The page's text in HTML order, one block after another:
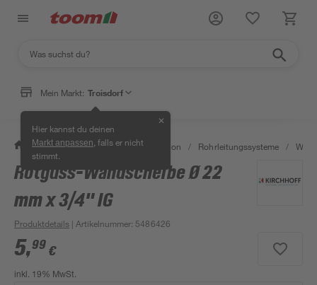
Mein Markt: Troisdorf
Hier kannst du deinen
Markt anpassen , falls er nicht
stimmt.
✕
/ Bad & Sanitär / Sanitärinstallation / Rohrleitungssysteme /
Rotguss-Wandscheibe Ø 22
mm x 3/4" IG
Produktdetails | Artikelnummer: 5486426
5,99 €
inkl. 19% MwSt.